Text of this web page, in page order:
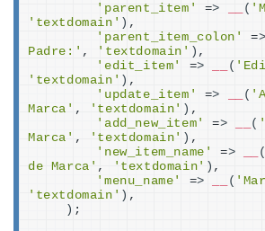
'parent_item'
=> (
'textdomain' ) ,
'parent_item_colon'
=>
Padre:' , 'textdomain' ) ,
'edit_item'
=> (
'textdomain' ) ,
'update_item'
=> (
Marca' , 'textdomain' ) ,
'add_new_item'
=> (
Marca' , 'textdomain' ) ,
'new_item_name'
=> (
de Marca' , 'textdomain' ) ,
'menu_name'
=> (
'textdomain' ) ,
) ;